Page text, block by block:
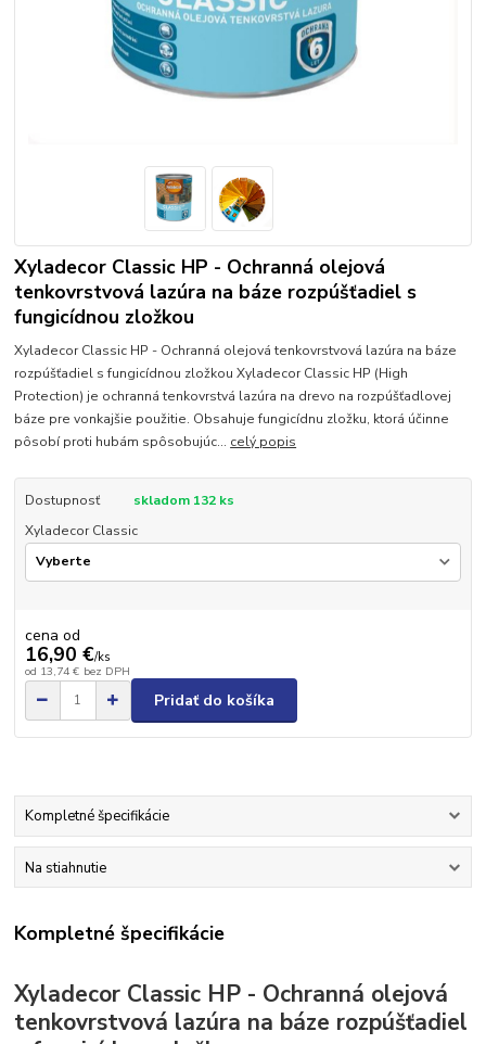
Xyladecor Classic HP - Ochranná olejová
tenkovrstvová lazúra na báze rozpúšťadiel s
fungicídnou zložkou
Xyladecor Classic HP - Ochranná olejová tenkovrstvová lazúra na báze
rozpúšťadiel s fungicídnou zložkou Xyladecor Classic HP (High
Protection) je ochranná tenkovrstvá lazúra na drevo na rozpúšťadlovej
báze pre vonkajšie použitie. Obsahuje fungicídnu zložku, ktorá účinne
pôsobí proti hubám spôsobujúc... celý popis
Dostupnosť
skladom 132 ks
Xyladecor Classic
cena od
16,90 €/ks
od 13,74 € bez DPH
Pridať do košíka
Kompletné špecifikácie
Na stiahnutie
Kompletné špecifikácie
Xyladecor Classic HP - Ochranná olejová
tenkovrstvová lazúra na báze rozpúšťadiel